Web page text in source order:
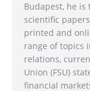
Budapest, he
scientific
printed and
range of topics
relations,
Union (FSU)
financial